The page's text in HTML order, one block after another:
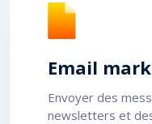
Email
Envoyer des
newsletters et